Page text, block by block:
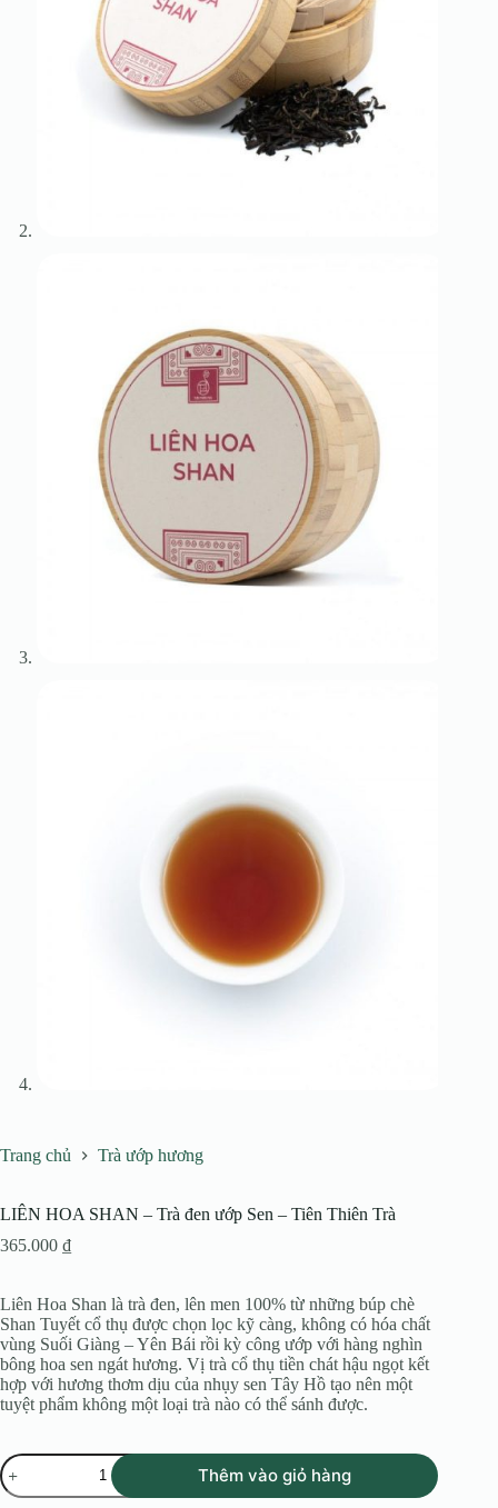
Trang chủ Trà ướp hương
LIÊN HOA SHAN – Trà đen ướp Sen – Tiên Thiên Trà
365.000 ₫
Liên Hoa Shan là trà đen, lên men 100% từ những búp chè
Shan Tuyết cổ thụ được chọn lọc kỹ càng, không có hóa chất
vùng Suối Giàng – Yên Bái rồi kỳ công ướp với hàng nghìn
bông hoa sen ngát hương. Vị trà cổ thụ tiền chát hậu ngọt kết
hợp với hương thơm dịu của nhụy sen Tây Hồ tạo nên một
tuyệt phẩm không một loại trà nào có thể sánh được.
LIÊN
HOA
SHAN
Thêm vào giỏ hàng